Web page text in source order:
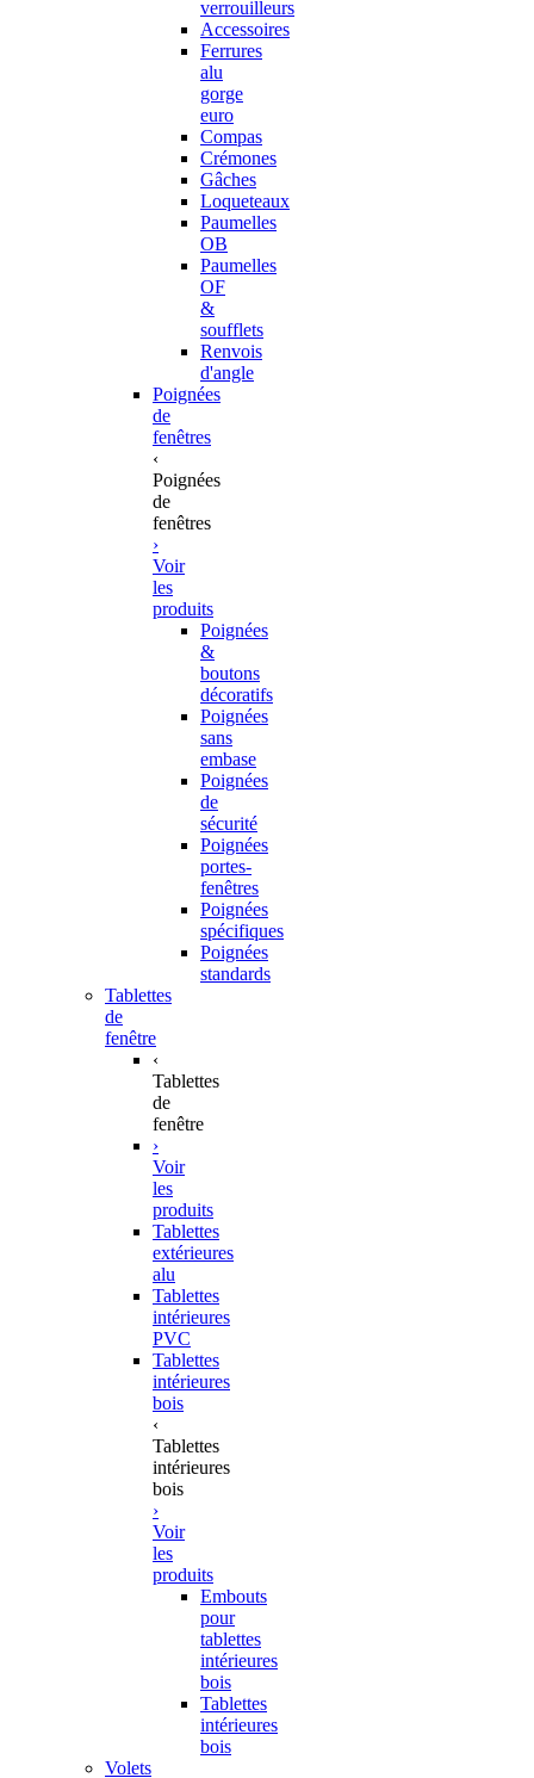
verrouilleurs
Accessoires
Ferrures
alu
gorge
euro
Compas
Crémones
Gâches
Loqueteaux
Paumelles
OB
Paumelles
OF
&
soufflets
Renvois
d'angle
Poignées
de
fenêtres
‹
Poignées
de
fenêtres
›
Voir
les
produits
Poignées
&
boutons
décoratifs
Poignées
sans
embase
Poignées
de
sécurité
Poignées
portes-
fenêtres
Poignées
spécifiques
Poignées
standards
Tablettes
de
fenêtre
‹
Tablettes
de
fenêtre
›
Voir
les
produits
Tablettes
extérieures
alu
Tablettes
intérieures
PVC
Tablettes
intérieures
bois
‹
Tablettes
intérieures
bois
›
Voir
les
produits
Embouts
pour
tablettes
intérieures
bois
Tablettes
intérieures
bois
Volets